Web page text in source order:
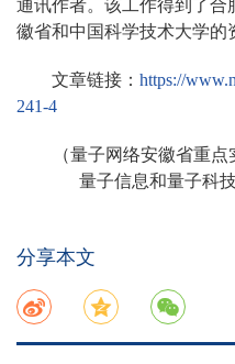
通讯作者。该工作得到了
徽省和中国科学技术大学的
文章链接： https://
241-4
（量子网络安徽省重
量子信息和量子科
分享本文